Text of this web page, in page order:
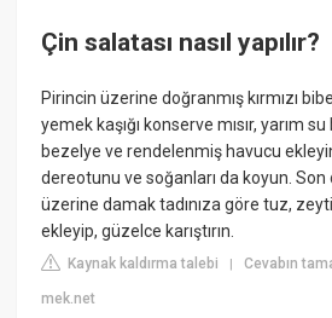
Çin salatası nasıl yapılır?
Pirincin üzerine doğranmış kırmızı
yemek kaşığı konserve mısır, yarım
bezelye ve rendelenmiş havucu
dereotunu ve soğanları da koyun. Son
üzerine damak tadınıza göre tuz,
ekleyip, güzelce karıştırın.
Kaynak kaldırma talebi |Cevabın
mek.net